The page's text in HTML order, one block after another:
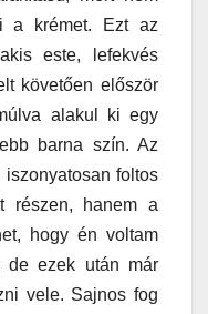
a krémet. Ezt az
este, lefekvés
követően először
alakul ki egy
barna szín. Az
foltos
részen, hanem a
hogy én voltam
de ezek után már
vele. Sajnos fog